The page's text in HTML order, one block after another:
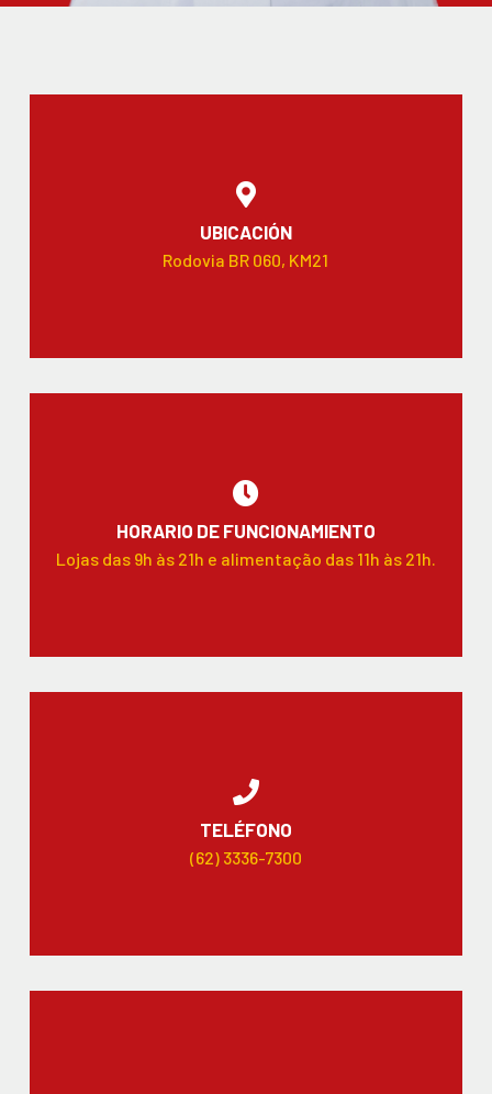
UBICACIÓN
Rodovia BR 060, KM21
HORARIO DE FUNCIONAMIENTO
Lojas das 9h às 21h e alimentação das 11h às 21h.
TELÉFONO
(62) 3336-7300